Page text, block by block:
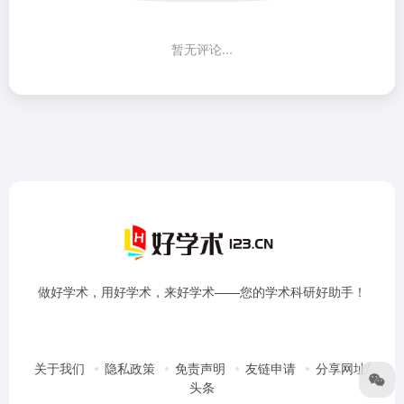
暂无评论...
做好学术，用好学术，来好学术——您的学术科研好助手！
关于我们 隐私政策 免责声明 友链申请
分享网址/
头条